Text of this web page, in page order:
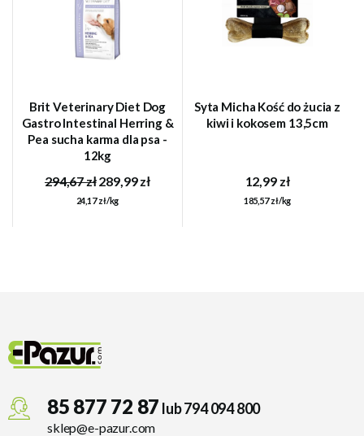
Brit Veterinary Diet Dog
Gastro Intestinal Herring &
Pea sucha karma dla psa -
12kg
294,67 zł289,99 zł
24,17 zł/kg
Syta Micha Kość do żucia z
kiwi i kokosem 13,5cm
12,99 zł
185,57 zł/kg
85 877 72 87 lub 794 094 800
sklep@e-pazur.com